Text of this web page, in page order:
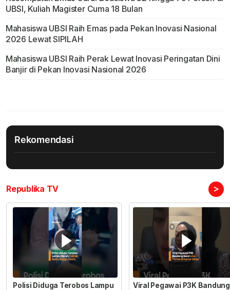
UBSI, Kuliah Magister Cuma 18 Bulan
Mahasiswa UBSI Raih Emas pada Pekan Inovasi Nasional
2026 Lewat SIPILAH
Mahasiswa UBSI Raih Perak Lewat Inovasi Peringatan Dini
Banjir di Pekan Inovasi Nasional 2026
Rekomendasi
Republika TV >
Polisi Diduga Terobos Lampu
Viral Pegawai P3K Bandung